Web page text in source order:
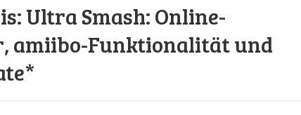
Ultra Smash: Online-
amiibo-Funktionalität und